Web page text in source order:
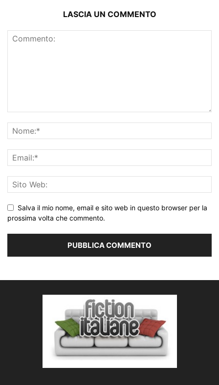
LASCIA UN COMMENTO
Salva il mio nome, email e sito web in questo browser per la
prossima volta che commento.